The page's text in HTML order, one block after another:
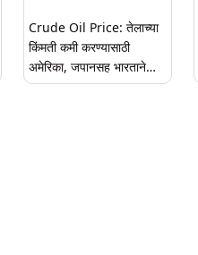
Crude Oil Price: तेलाच्या
किंमती कमी करण्यासाठी
अमेरिका, जपानसह भारताने
उचलले पाऊल, 'अशी' असणार